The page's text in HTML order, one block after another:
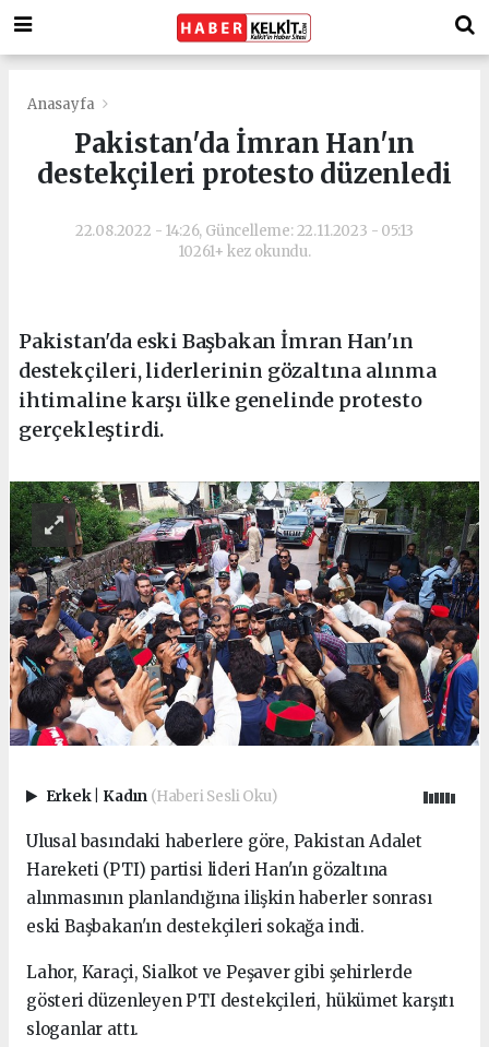
Anasayfa
Pakistan'da İmran Han'ın
destekçileri protesto düzenledi
22.08.2022 - 14:26, Güncelleme: 22.11.2023 - 05:13
10261+ kez okundu.
Pakistan'da eski Başbakan İmran Han'ın
destekçileri, liderlerinin gözaltına alınma
ihtimaline karşı ülke genelinde protesto
gerçekleştirdi.
Erkek Kadın (Haberi Sesli Oku)
Ulusal basındaki haberlere göre, Pakistan Adalet
Hareketi (PTI) partisi lideri Han'ın gözaltına
alınmasının planlandığına ilişkin haberler sonrası
eski Başbakan'ın destekçileri sokağa indi.
Lahor, Karaçi, Sialkot ve Peşaver gibi şehirlerde
gösteri düzenleyen PTI destekçileri, hükümet karşıtı
sloganlar attı.